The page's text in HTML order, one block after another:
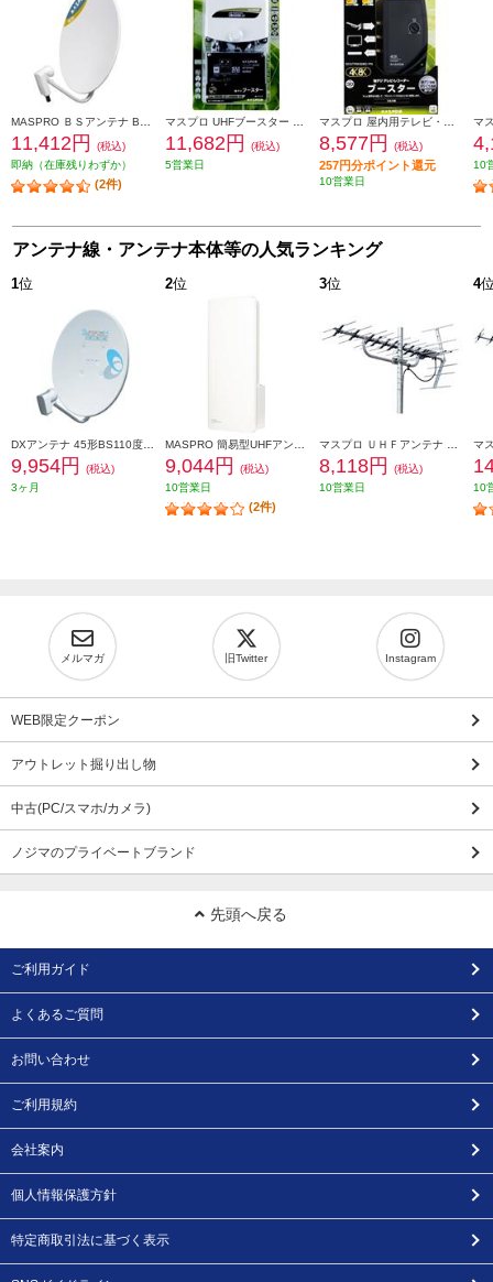
MASPRO ＢＳアンテナ BC45RL
11,412円
(税込)
即納（在庫残りわずか）
(2件)
マスプロ UHFブースター 地デジ増幅 ホワイト SCUB45SS-P
11,682円
(税込)
5営業日
マスプロ 屋内用テレビ・レコーダーブースター ブラック SCUTRW30BC-PN
8,577円 (税込)
257円分ポイント還元
10営業日
10
アンテナ線・アンテナ本体等の人気ランキング
1位
DXアンテナ 45形BS110度CSアンテナ BC453S
9,954円
(税込)
3ヶ月
2位
MASPRO 簡易型UHFアンテナ(スカイウォーリー) ブースター内蔵 ウォームホワイト U2SWLC3B
9,044円
(税込)
10営業日
(2件)
3位
マスプロ ＵＨＦアンテナ LS146TMH
8,118円
(税込)
10営業日
4
10
メルマガ 旧Twitter Instagram
WEB限定クーポン
アウトレット掘り出し物
中古(PC/スマホ/カメラ)
ノジマのプライベートブランド
先頭へ戻る
ご利用ガイド
よくあるご質問
お問い合わせ
ご利用規約
会社案内
個人情報保護方針
特定商取引法に基づく表示